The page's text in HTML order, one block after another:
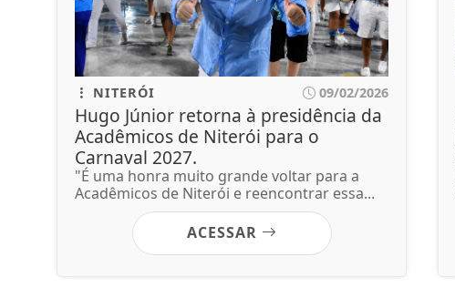
NITERÓI 09/02/2026
Hugo Júnior retorna à presidência da
Acadêmicos de Niterói para o
Carnaval 2027.
"É uma honra muito grande voltar para a
Acadêmicos de Niterói e reencontrar essa...
ACESSAR